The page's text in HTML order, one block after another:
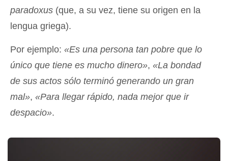
paradoxus (que, a su vez, tiene su origen en la
lengua griega).
Por ejemplo: «Es una persona tan pobre que lo
único que tiene es mucho dinero», «La bondad
de sus actos sólo terminó generando un gran
mal», «Para llegar rápido, nada mejor que ir
despacio».